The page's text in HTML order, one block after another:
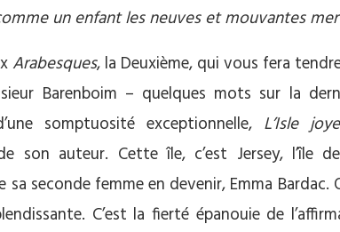
un enfant les neuves et mouvantes
Arabesques, la Deuxième, qui vous fera
Barenboim – quelques mots sur la
somptuosité exceptionnelle, L’Isle
son auteur. Cette île, c’est Jersey, l’île
sa seconde femme en devenir, Emma
C’est la fierté épanouie de